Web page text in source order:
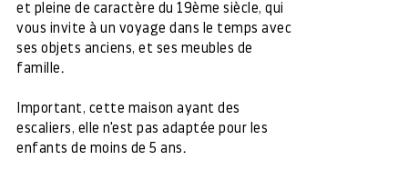
et pleine de caractère du 19ème siècle, qui
vous invite à un voyage dans le temps avec
ses objets anciens, et ses meubles de
famille.
Important, cette maison ayant des
escaliers, elle n'est pas adaptée pour les
enfants de moins de 5 ans.